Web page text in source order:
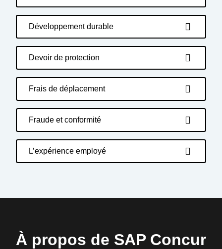
Développement durable
Devoir de protection
Frais de déplacement
Fraude et conformité
L’expérience employé
À propos de SAP Concur